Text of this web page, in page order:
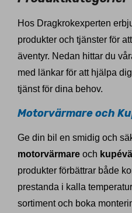
Hos Dragkrokexperten
produkter och tjänster för
äventyr. Nedan hittar du
med länkar för att hjälpa
tjänst för dina behov.
Motorvärmare och
Ge din bil en smidig och
motorvärmare och
produkter förbättrar både
prestanda i kalla
sortiment och boka